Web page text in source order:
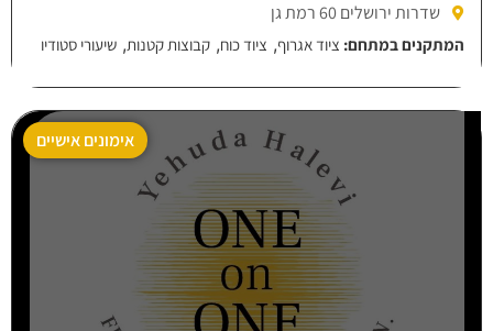
שדרות ירושלים 60 רמת גן
המתקנים במתחם: ציוד אגרוף, ציוד כוח, קבוצות קטנות, שיעורי סטודיו
אימונים אישיים